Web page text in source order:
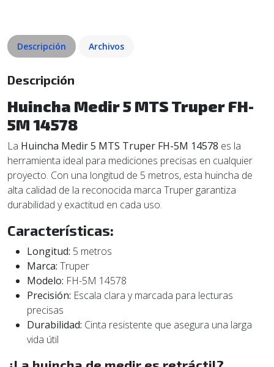
Descripción Archivos
Descripción
Huincha Medir 5 MTS Truper FH-
5M 14578
La Huincha Medir 5 MTS Truper FH-5M 14578 es la
herramienta ideal para mediciones precisas en cualquier
proyecto. Con una longitud de 5 metros, esta huincha de
alta calidad de la reconocida marca Truper garantiza
durabilidad y exactitud en cada uso.
Características:
Longitud: 5 metros
Marca: Truper
Modelo: FH-5M 14578
Precisión: Escala clara y marcada para lecturas
precisas
Durabilidad: Cinta resistente que asegura una larga
vida útil